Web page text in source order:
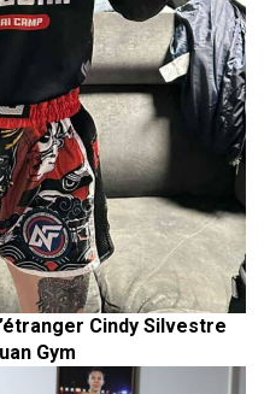
Cindy Silvestre
Gym